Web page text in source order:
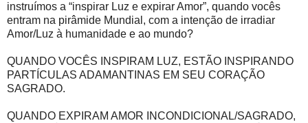
instruímos a “inspirar Luz e expirar Amor”, quando vocês
entram na pirâmide Mundial, com a intenção de irradiar
Amor/Luz à humanidade e ao mundo?
QUANDO VOCÊS INSPIRAM LUZ, ESTÃO INSPIRANDO
PARTÍCULAS ADAMANTINAS EM SEU CORAÇÃO
SAGRADO.
QUANDO EXPIRAM AMOR INCONDICIONAL/SAGRADO,